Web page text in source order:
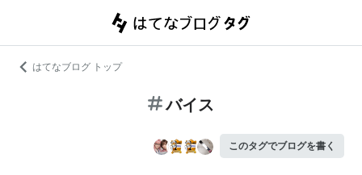
はてなブログ トップ
バイス
このタグでブログを書く